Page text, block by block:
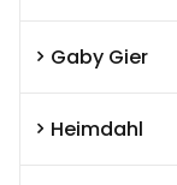
Gaby Gier
Heimdahl